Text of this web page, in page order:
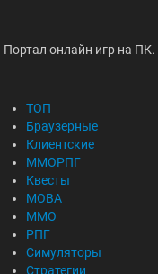
Портал онлайн игр на ПК.
БРАУЗЕРНЫЕ
КЛИЕНТСКИЕ
ММОРПГ
MOBA
ТОП
Браузерные
Клиентские
ММОРПГ
Квесты
MOBA
ММО
РПГ
Симуляторы
Стратегии